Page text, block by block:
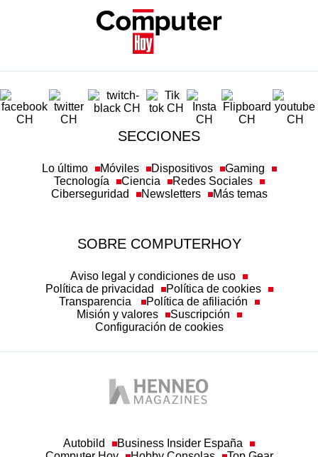
SECCIONES
Tecnología
Ciencia
Redes Sociales
Ciberseguridad
Newsletters Más temas
Política de privacidad
Política de cookies
Transparencia
Política de afiliación
Misión y valores
Suscripción
Configuración de cookies
Computer Hoy
Hobby Consolas Top Gear